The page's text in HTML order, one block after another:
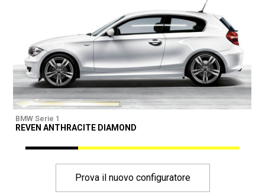
BMW Serie 1
REVEN ANTHRACITE DIAMOND
Prova il nuovo configuratore